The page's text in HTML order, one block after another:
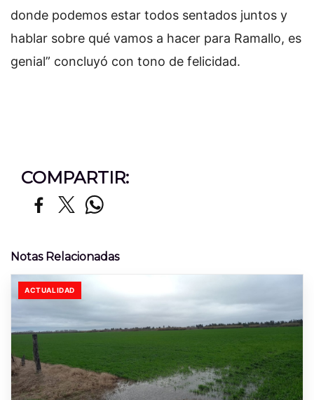
donde podemos estar todos sentados juntos y
hablar sobre qué vamos a hacer para Ramallo, es
genial” concluyó con tono de felicidad.
COMPARTIR:
Notas Relacionadas
ACTUALIDAD